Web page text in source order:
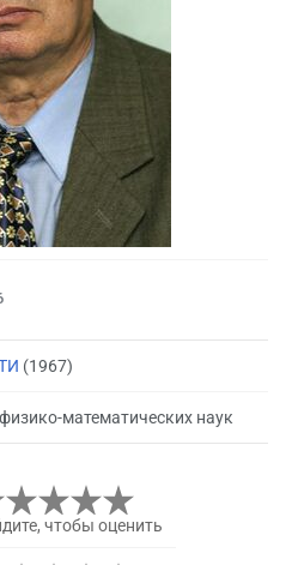
(1967)
математических наук
чтобы оценить